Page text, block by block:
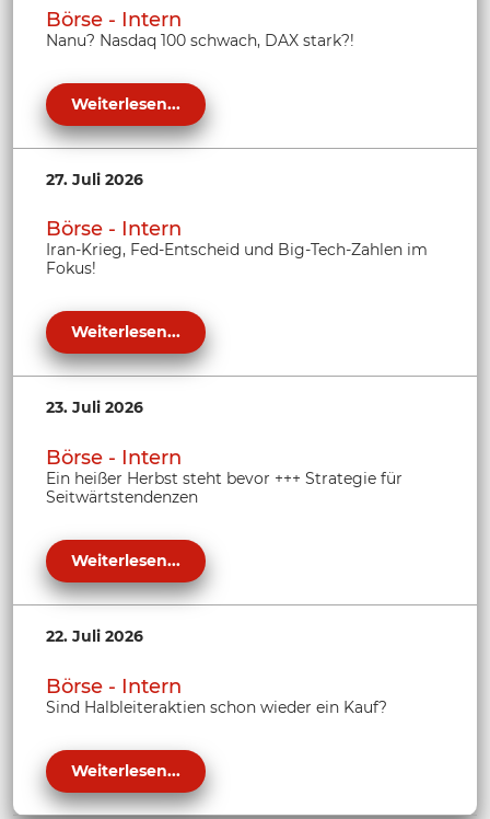
Börse - Intern
Nanu? Nasdaq 100 schwach, DAX stark?!
Weiterlesen...
27. Juli 2026
Börse - Intern
Iran-Krieg, Fed-Entscheid und Big-Tech-Zahlen im
Fokus!
Weiterlesen...
23. Juli 2026
Börse - Intern
Ein heißer Herbst steht bevor +++ Strategie für
Seitwärtstendenzen
Weiterlesen...
22. Juli 2026
Börse - Intern
Sind Halbleiteraktien schon wieder ein Kauf?
Weiterlesen...